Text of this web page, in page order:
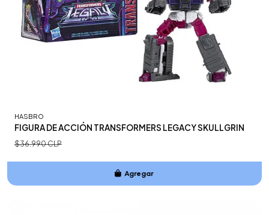
HASBRO
FIGURA DE ACCIÓN TRANSFORMERS LEGACY SKULLGRIN
$36.990 CLP
Agregar